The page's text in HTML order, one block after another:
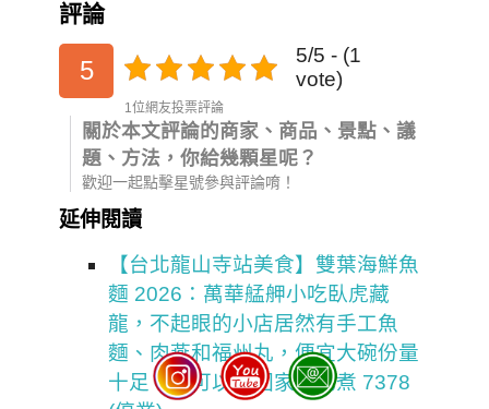
評論
5
5/5 - (1
vote)
1位網友投票評論
關於本文評論的商家、商品、景點、議
題、方法，你給幾顆星呢？
歡迎一起點擊星號參與評論唷！
延伸閱讀
【台北龍山寺站美食】雙葉海鮮魚
麵 2026：萬華艋舺小吃臥虎藏
龍，不起眼的小店居然有手工魚
麵、肉燕和福州丸，便宜大碗份量
十足，還可以買回家自己煮 7378